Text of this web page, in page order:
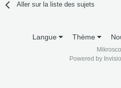
Aller sur la liste des sujets
Langue Thème
Powered by